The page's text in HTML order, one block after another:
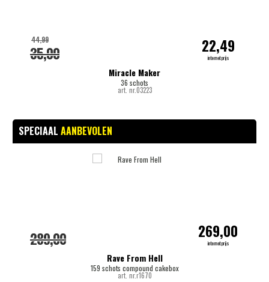
Miracle Maker
36 schots
art. nr.03223
35,00
44,99 22,49
internetprijs
SPECIAAL AANBEVOLEN
Rave From Hell
159 schots compound cakebox
art. nr.r1670
289,00 269,00
internetprijs